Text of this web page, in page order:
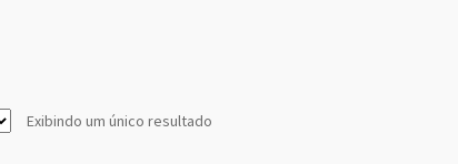
Exibindo um único resultado